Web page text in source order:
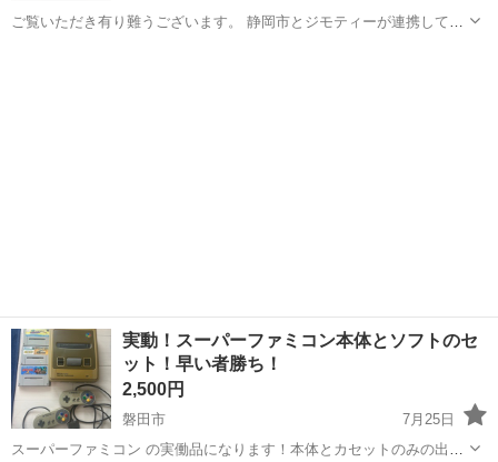
ご覧いただき有り難うございます。 静岡市とジモティーが連携して運
実動！スーパーファミコン本体とソフトのセ
ット！早い者勝ち！
2,500円
磐田市
7月25日
スーパーファミコン の実働品になります！本体とカセットのみの出品